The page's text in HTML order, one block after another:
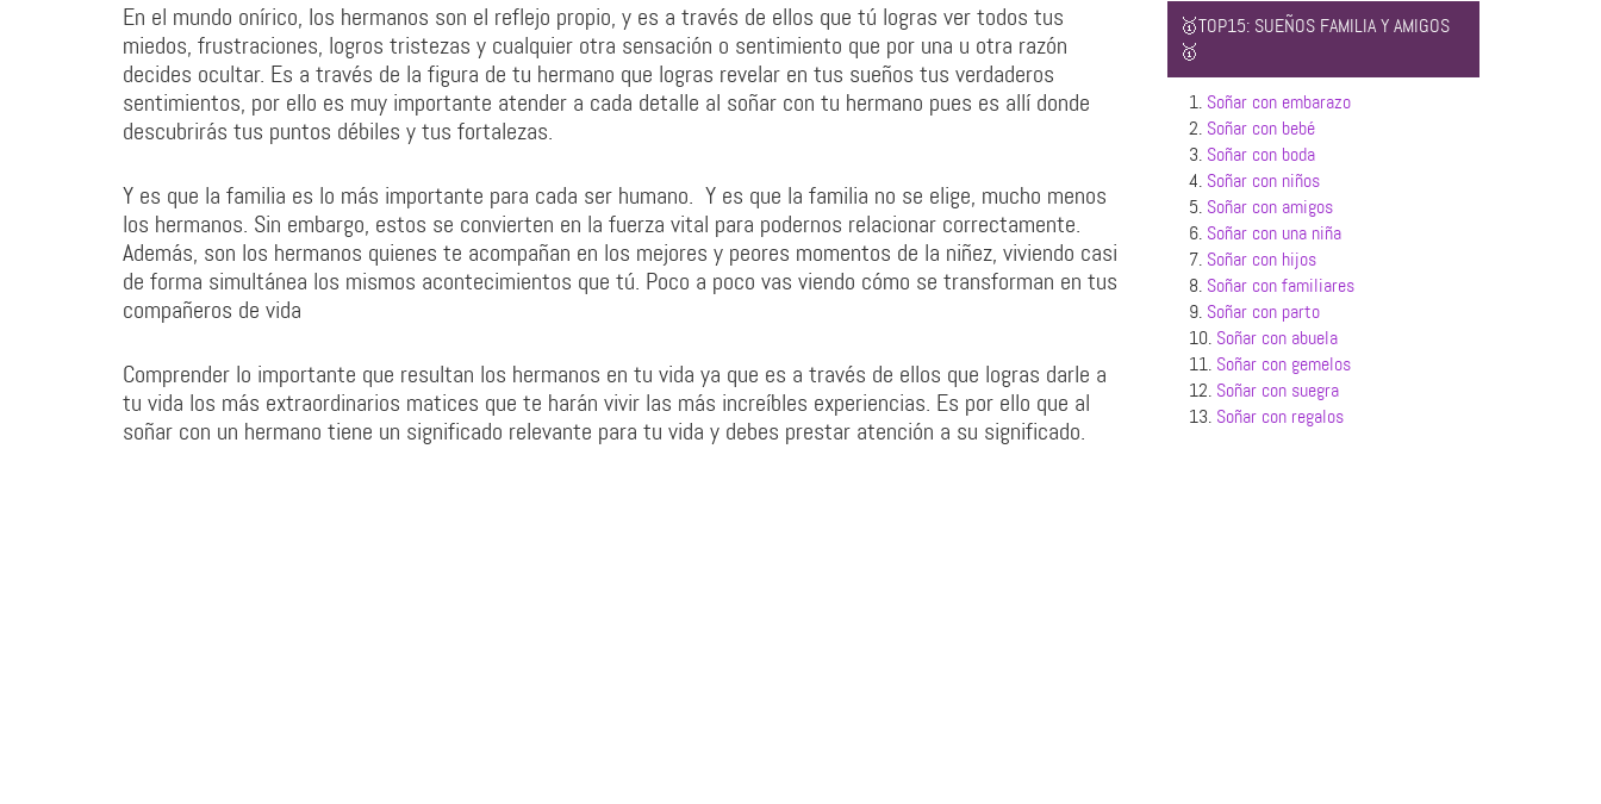
En el mundo onírico, los hermanos son el reflejo propio, y es a través de ellos que tú logras ver todos tus
miedos, frustraciones, logros tristezas y cualquier otra sensación o sentimiento que por una u otra razón
decides ocultar. Es a través de la figura de tu hermano que logras revelar en tus sueños tus verdaderos
sentimientos, por ello es muy importante atender a cada detalle al soñar con tu hermano pues es allí donde
descubrirás tus puntos débiles y tus fortalezas.
Y es que la familia es lo más importante para cada ser humano. Y es que la familia no se elige, mucho menos
los hermanos. Sin embargo, estos se convierten en la fuerza vital para podernos relacionar correctamente.
Además, son los hermanos quienes te acompañan en los mejores y peores momentos de la niñez, viviendo casi
de forma simultánea los mismos acontecimientos que tú. Poco a poco vas viendo cómo se transforman en tus
compañeros de vida
Comprender lo importante que resultan los hermanos en tu vida ya que es a través de ellos que logras darle a
tu vida los más extraordinarios matices que te harán vivir las más increíbles experiencias. Es por ello que al
soñar con un hermano tiene un significado relevante para tu vida y debes prestar atención a su significado.
🥇TOP15: SUEÑOS FAMILIA Y AMIGOS
🥇
1. Soñar con embarazo
2. Soñar con bebé
3. Soñar con boda
4. Soñar con niños
5. Soñar con amigos
6. Soñar con una niña
7. Soñar con hijos
8. Soñar con familiares
9. Soñar con parto
10. Soñar con abuela
11. Soñar con gemelos
12. Soñar con suegra
13. Soñar con regalos